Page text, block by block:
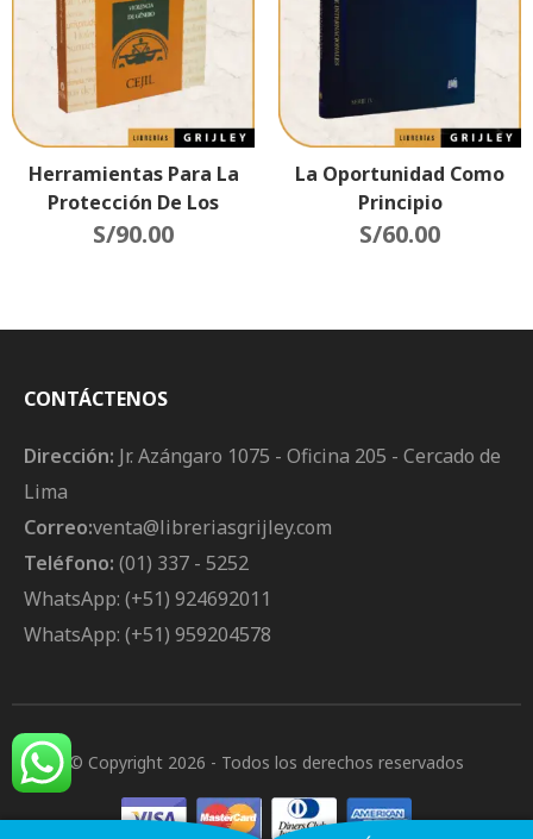
Herramientas Para La
Protección De Los
Derechos Humanos
S/90.00
La Oportunidad Como
Principio
Complementario Del
S/60.00
CONTÁCTENOS
Dirección: Jr. Azángaro 1075 - Oficina 205 - Cercado de
Lima
Correo:venta@libreriasgrijley.com
Teléfono: (01) 337 - 5252
WhatsApp: (+51) 924692011
WhatsApp: (+51) 959204578
© Copyright 2026 - Todos los derechos reservados